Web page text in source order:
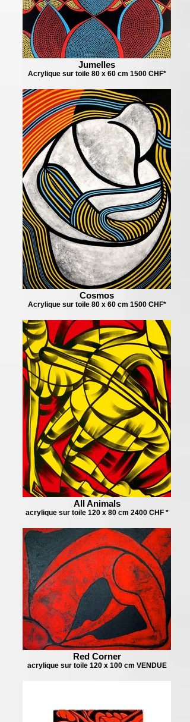
Jumelles
Acrylique sur toile 80 x 60 cm 1500 CHF*
Cosmos
Acrylique sur toile 80 x 60 cm 1500 CHF*
All Animals
acrylique sur toile 120 x 80 cm 2400 CHF *
Red Corner
acrylique sur toile 120 x 100 cm VENDUE